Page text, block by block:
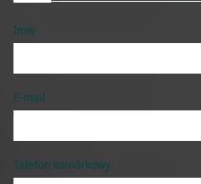
Imię
E-mail
Telefon komórkowy